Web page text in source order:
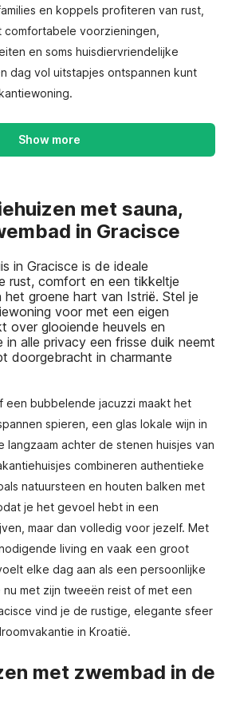
en koppels profiteren van rust,
voorzieningen,
en soms huisdiervriendelijke
dag vol uitstapjes ontspannen kunt
Show more
met sauna,
in Gracisce
in Gracisce is de ideale
rust, comfort en een tikkeltje
groene hart van Istrië. Stel je
voor met een eigen
over glooiende heuvels en
in alle privacy een frisse duik neemt
doorgebracht in charmante
een bubbelende jacuzzi maakt het
spieren, een glas lokale wijn in
langzaam achter de stenen huisjes van
combineren authentieke
natuursteen en houten balken met
je het gevoel hebt in een
maar dan volledig voor jezelf. Met
living en vaak een groot
elke dag aan als een persoonlijke
met zijn tweeën reist of met een
vind je de rustige, elegante sfeer
in Kroatië.
met zwembad in de